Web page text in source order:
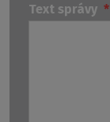
Text správy *